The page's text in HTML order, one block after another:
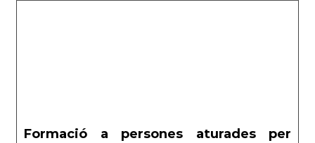
Ajuntament de Sant Boi de Llobregat